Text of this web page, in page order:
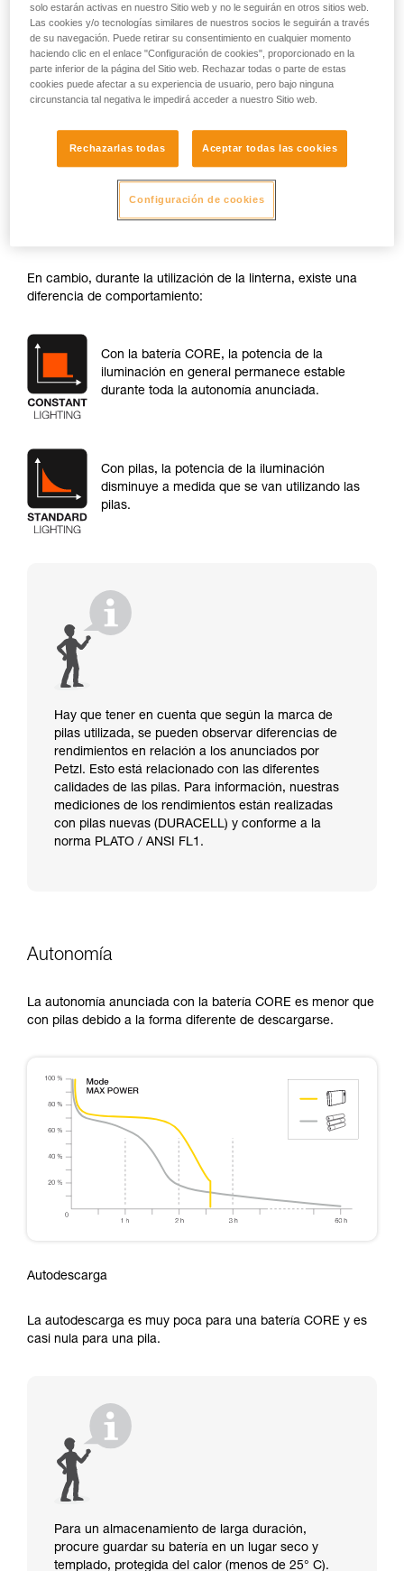
Potencia
utilizas pilas como la batería CORE. La diferencia de
potencia al encendido puede ser del orden del 10 %
En cambio, durante la utilización de la linterna, existe una
diferencia de comportamiento:
Con la batería CORE, la potencia de la
iluminación en general permanece estable
durante toda la autonomía anunciada.
Con pilas, la potencia de la iluminación
disminuye a medida que se van utilizando las
pilas.
Hay que tener en cuenta que según la marca de
pilas utilizada, se pueden observar diferencias de
rendimientos en relación a los anunciados por
Petzl. Esto está relacionado con las diferentes
calidades de las pilas. Para información, nuestras
mediciones de los rendimientos están realizadas
con pilas nuevas (DURACELL) y conforme a la
norma PLATO / ANSI FL1.
Autonomía
La autonomía anunciada con la batería CORE es menor que
con pilas debido a la forma diferente de descargarse.
Autodescarga
La autodescarga es muy poca para una batería CORE y es
casi nula para una pila.
Para un almacenamiento de larga duración,
procure guardar su batería en un lugar seco y
templado, protegida del calor (menos de 25° C).
solo estarán activas en nuestro Sitio web y no le seguirán en otros sitios web.
Las cookies y/o tecnologías similares de nuestros socios le seguirán a través
de su navegación. Puede retirar su consentimiento en cualquier momento
haciendo clic en el enlace "Configuración de cookies", proporcionado en la
parte inferior de la página del Sitio web. Rechazar todas o parte de estas
cookies puede afectar a su experiencia de usuario, pero bajo ninguna
circunstancia tal negativa le impedirá acceder a nuestro Sitio web.
Rechazarlas todas Aceptar todas las cookies
Configuración de cookies